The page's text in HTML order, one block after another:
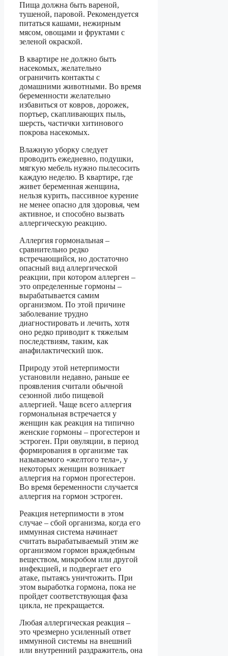
Пища должна быть вареной,
тушеной, паровой. Рекомендуется
питаться кашами, нежирным
мясом, овощами и фруктами с
зеленой окраской.
В квартире не должно быть
насекомых, желательно
ограничить контакты с
домашними животными. Во время
беременности желательно
избавиться от ковров, дорожек,
портьер, скапливающих пыль,
шерсть, частички хитинового
покрова насекомых.
Влажную уборку следует
проводить ежедневно, подушки,
мягкую мебель нужно пылесосить
каждую неделю. В квартире, где
живет беременная женщина,
нельзя курить, пассивное курение
не менее опасно для здоровья, чем
активное, и способно вызвать
аллергическую реакцию.
Аллергия гормональная –
сравнительно редко
встречающийся, но достаточно
опасный вид аллергической
реакции, при котором аллерген –
это определенные гормоны –
вырабатывается самим
организмом. По этой причине
заболевание трудно
диагностировать и лечить, хотя
оно редко приводит к тяжелым
последствиям, таким, как
анафилактический шок.
Природу этой нетерпимости
установили недавно, раньше ее
проявления считали обычной
сезонной либо пищевой
аллергией. Чаще всего аллергия
гормональная встречается у
женщин как реакция на типично
женские гормоны – прогестерон и
эстроген. При овуляции, в период
формирования в организме так
называемого «желтого тела», у
некоторых женщин возникает
аллергия на гормон прогестерон.
Во время беременности случается
аллергия на гормон эстроген.
Реакция нетерпимости в этом
случае – сбой организма, когда его
иммунная система начинает
считать вырабатываемый этим же
организмом гормон враждебным
веществом, микробом или другой
инфекцией, и подвергает его
атаке, пытаясь уничтожить. При
этом выработка гормона, пока не
пройдет соответствующая фаза
цикла, не прекращается.
Любая аллергическая реакция –
это чрезмерно усиленный ответ
иммунной системы на внешний
или внутренний раздражитель, она